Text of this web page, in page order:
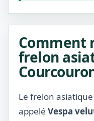
Comment
frelon
Le frelon
appelé Vespa